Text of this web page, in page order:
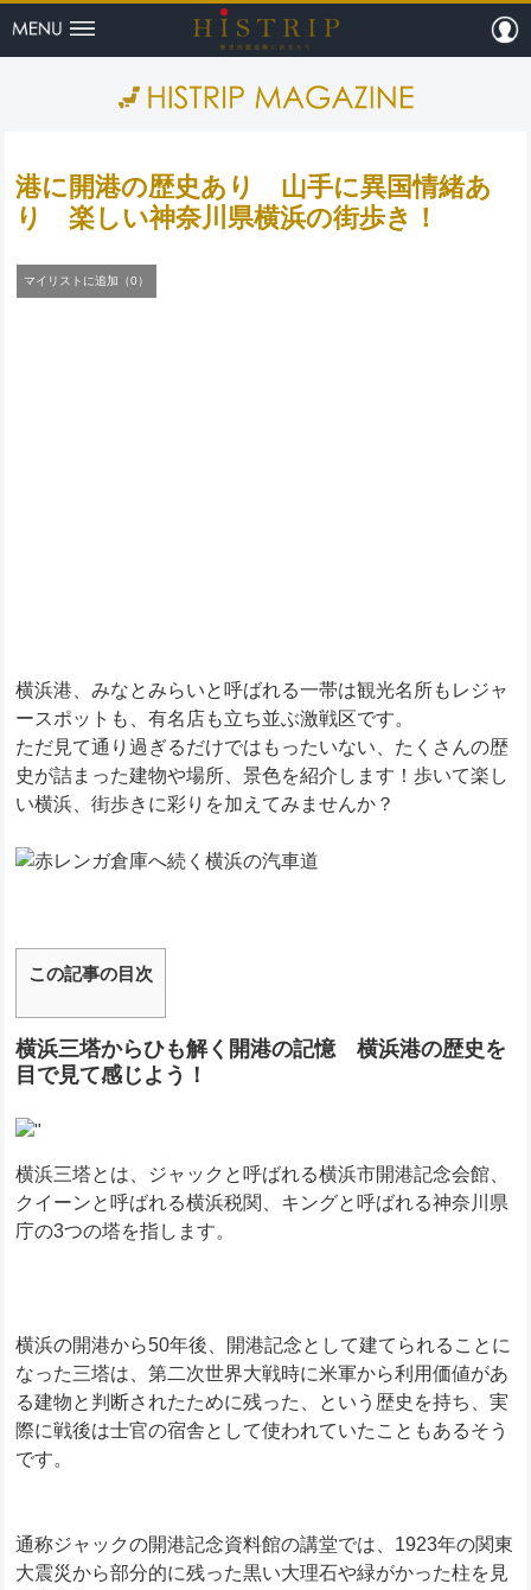
HISTRIP（
港に開港の歴史あり 山手に異国情緒あ
り 楽しい神奈川県横浜の街歩き！
横浜港、みなとみらいと呼ばれる一帯は観光名所もレジャ
ースポットも、有名店も立ち並ぶ激戦区です。
ただ見て通り過ぎるだけではもったいない、たくさんの歴
史が詰まった建物や場所、景色を紹介します！歩いて楽し
い横浜、街歩きに彩りを加えてみませんか？
この記事の目次
横浜三塔からひも解く開港の記憶 横浜港の歴史を
目で見て感じよう！
横浜三塔とは、ジャックと呼ばれる横浜市開港記念会館、
クイーンと呼ばれる横浜税関、キングと呼ばれる神奈川県
庁の3つの塔を指します。
横浜の開港から50年後、開港記念として建てられることに
なった三塔は、第二次世界大戦時に米軍から利用価値があ
る建物と判断されたために残った、という歴史を持ち、実
際に戦後は士官の宿舎として使われていたこともあるそう
です。
通称ジャックの開港記念資料館の講堂では、1923年の関東
大震災から部分的に残った黒い大理石や緑がかった柱を見